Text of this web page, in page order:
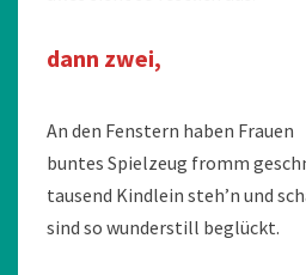
dann zwei,
An den Fenstern haben Frauen
buntes Spielzeug fromm
tausend Kindlein steh’n und
sind so wunderstill beglückt.